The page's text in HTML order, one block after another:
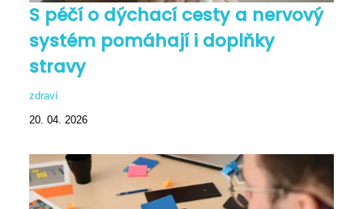
S péčí o dýchací cesty a nervový
systém pomáhají i doplňky
stravy
zdraví
20. 04. 2026